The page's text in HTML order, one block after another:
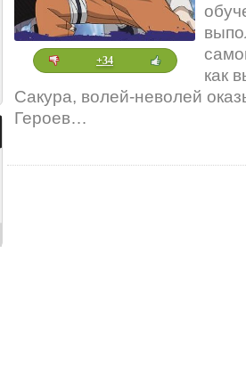
+34
как
Сакура, волей-неволей
Героев…